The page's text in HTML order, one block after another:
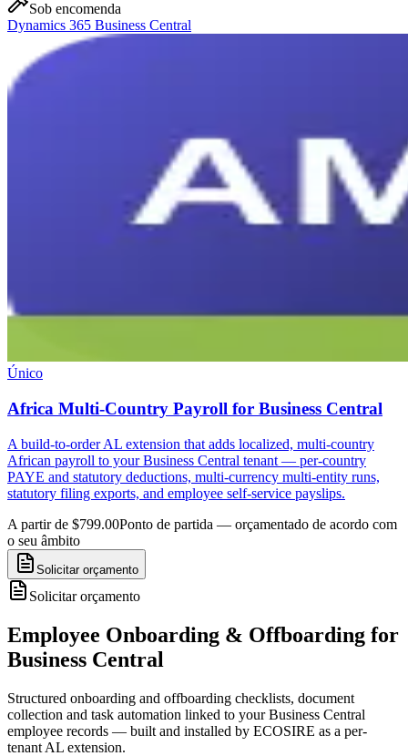
Sob encomenda
Dynamics 365 Business Central
Único
Africa Multi-Country Payroll for Business Central
A build-to-order AL extension that adds localized, multi-country
African payroll to your Business Central tenant — per-country
PAYE and statutory deductions, multi-currency multi-entity runs,
statutory filing exports, and employee self-service payslips.
A partir de $799.00Ponto de partida — orçamentado de acordo com
o seu âmbito
Solicitar orçamento
Solicitar orçamento
Employee Onboarding & Offboarding for
Business Central
Structured onboarding and offboarding checklists, document
collection and task automation linked to your Business Central
employee records — built and installed by ECOSIRE as a per-
tenant AL extension.